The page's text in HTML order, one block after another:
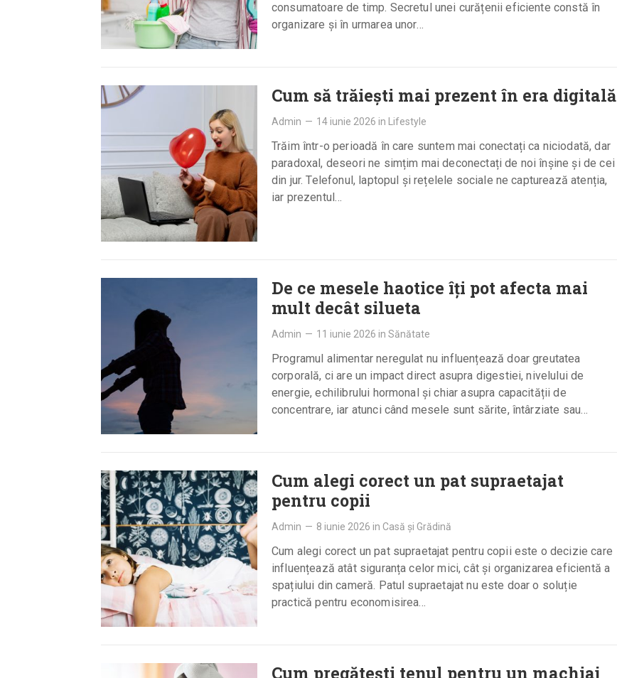
consumatoare de timp. Secretul unei curățenii eficiente constă în
organizare și în urmarea unor…
Cum să trăiești mai prezent în era digitală
Admin — 14 iunie 2026 in Lifestyle
Trăim într-o perioadă în care suntem mai conectați ca niciodată, dar
paradoxal, deseori ne simțim mai deconectați de noi înșine și de cei
din jur. Telefonul, laptopul și rețelele sociale ne capturează atenția,
iar prezentul…
De ce mesele haotice îți pot afecta mai
mult decât silueta
Admin — 11 iunie 2026 in Sănătate
Programul alimentar neregulat nu influențează doar greutatea
corporală, ci are un impact direct asupra digestiei, nivelului de
energie, echilibrului hormonal și chiar asupra capacității de
concentrare, iar atunci când mesele sunt sărite, întârziate sau
Cum alegi corect un pat supraetajat
pentru copii
Admin — 8 iunie 2026 in Casă și Grădină
Cum alegi corect un pat supraetajat pentru copii este o decizie care
influențează atât siguranța celor mici, cât și organizarea eficientă a
spațiului din cameră. Patul supraetajat nu este doar o soluție
practică pentru economisirea…
Cum pregătești tenul pentru un machiaj